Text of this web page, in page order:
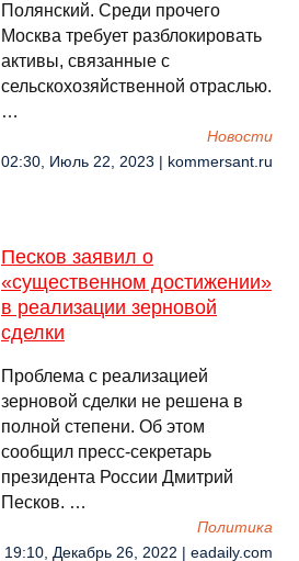
Полянский. Среди прочего
Москва требует разблокировать
активы, связанные с
сельскохозяйственной отраслью.
…
Новости
02:30, Июль 22, 2023 | kommersant.ru
Песков заявил о
«существенном достижении»
в реализации зерновой
сделки
Проблема с реализацией
зерновой сделки не решена в
полной степени. Об этом
сообщил пресс-секретарь
президента России Дмитрий
Песков. …
Политика
19:10, Декабрь 26, 2022 | eadaily.com